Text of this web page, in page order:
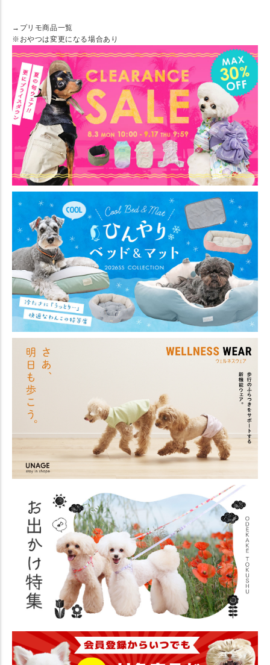
→プリモ商品一覧
※おやつは変更になる場合あり